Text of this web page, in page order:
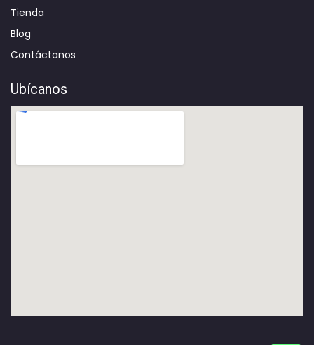
Tienda
Blog
Contáctanos
Ubícanos